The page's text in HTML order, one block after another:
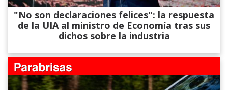
"No son declaraciones felices": la respuesta
de la UIA al ministro de Economía tras sus
dichos sobre la industria